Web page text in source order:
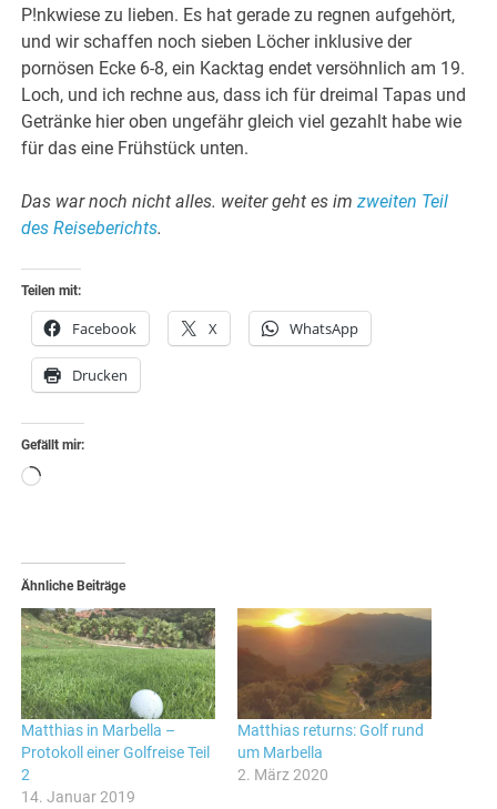
P!nkwiese zu lieben. Es hat gerade zu regnen aufgehört,
und wir schaffen noch sieben Löcher inklusive der
pornösen Ecke 6-8, ein Kacktag endet versöhnlich am 19.
Loch, und ich rechne aus, dass ich für dreimal Tapas und
Getränke hier oben ungefähr gleich viel gezahlt habe wie
für das eine Frühstück unten.
Das war noch nicht alles. weiter geht es imzweiten Teil
des Reiseberichts.
Teilen mit:
Facebook X WhatsApp
Drucken
Gefällt mir:
Wird
Ähnliche Beiträge
Matthias in Marbella –
Protokoll einer Golfreise Teil
2
14. Januar 2019
Matthias returns: Golf rund
um Marbella
2. März 2020